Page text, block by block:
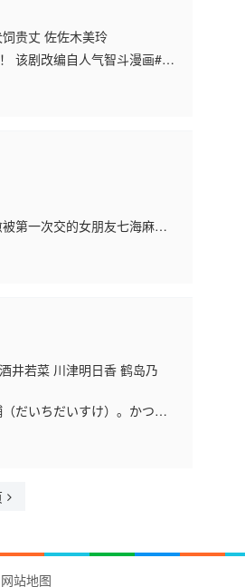
贵丈 佐佐木美玲
该剧改编自人气智斗漫画#狂
百花王学园1年前所发生的
第一次交的女朋友七海麻美
借女友水原千鹤（樱田日和
井若菜 川津明日香 鹤岛乃
だいちだいすけ）。かつて
な高校に赴任するが、そこ
网站地图